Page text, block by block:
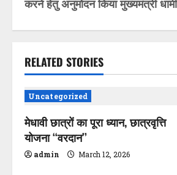
s
t
n
a
v
i
g
RELATED STORIES
Uncategorized
मेधावी छात्रों का पूरा ध्यान, छात्रवृत्ति
योजना ‘‘वरदान’’
admin March 12, 2026